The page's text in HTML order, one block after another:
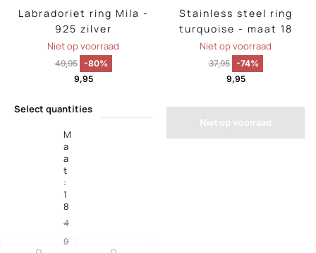
Labradoriet ring Mila -
925 zilver
Niet op voorraad
49,95
-80%
9,95
Select quantities
M
a
a
t
:
1
8
4
9
Stainless steel ring
turquoise - maat 18
Niet op voorraad
37,95
-74%
9,95
Niet op voorraad